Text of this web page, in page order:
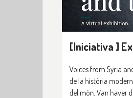
[Iniciativa ]
Voices from Syria
de la història
del món. Van haver